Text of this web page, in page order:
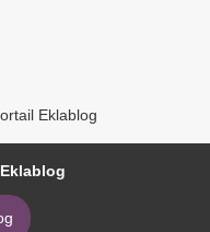
Eklablog